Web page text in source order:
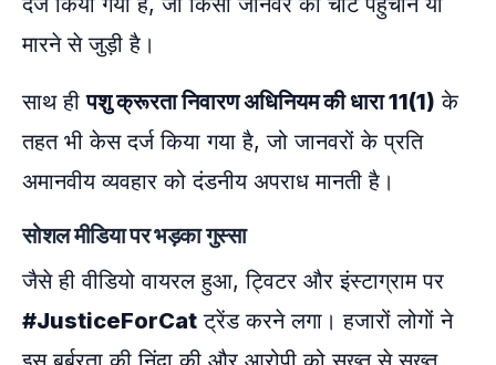
मारने से जुड़ी है।
साथ हीपशु क्रूरता निवारण अधिनियम की धारा 11(1) के
तहत भी केस दर्ज किया गया है, जो जानवरों के प्रति
अमानवीय व्यवहार को दंडनीय अपराध मानती है।
सोशल मीडिया पर भड़का गुस्सा
जैसे ही वीडियो वायरल हुआ, ट्विटर और इंस्टाग्राम पर
#JusticeForCat ट्रेंड करने लगा। हजारों लोगों ने